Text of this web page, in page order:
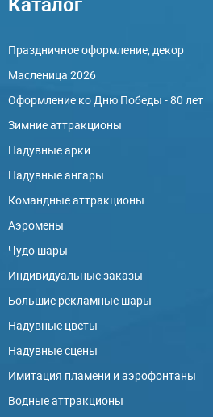
Праздничное оформление, декор
Масленица 2026
Оформление ко Дню Победы - 80 лет
Зимние аттракционы
Надувные арки
Надувные ангары
Командные аттракционы
Аэромены
Чудо шары
Индивидуальные заказы
Большие рекламные шары
Надувные цветы
Надувные сцены
Имитация пламени и аэрофонтаны
Водные аттракционы